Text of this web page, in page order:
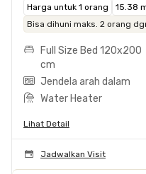
Harga untuk 1 orang
15.38
Bisa dihuni maks. 2 orang
Full Size Bed 120x200
cm
Jendela arah dalam
Water Heater
Lihat Detail
Jadwalkan Visit